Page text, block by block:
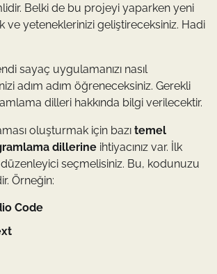
Belki de bu projeyi yaparken yeni
ve yeteneklerinizi geliştireceksiniz. Hadi
sayaç uygulamanızı nasıl
adım adım öğreneceksiniz. Gerekli
dilleri hakkında bilgi verilecektir.
oluşturmak için bazı temel
dillerine ihtiyacınız var. İlk
seçmelisiniz. Bu, kodunuzu
Örneğin:
Code